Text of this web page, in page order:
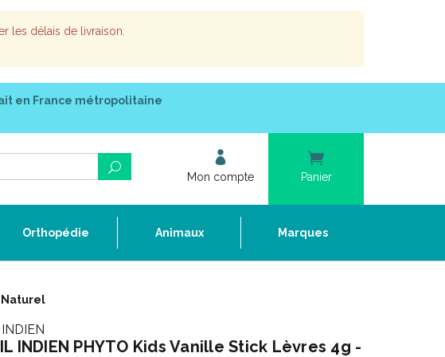
les délais de livraison.
en France métropolitaine
Mon compte Panier
Orthopédie Animaux Marques
Naturel
INDIEN PHYTO Kids Vanille Stick Lèvres 4g -